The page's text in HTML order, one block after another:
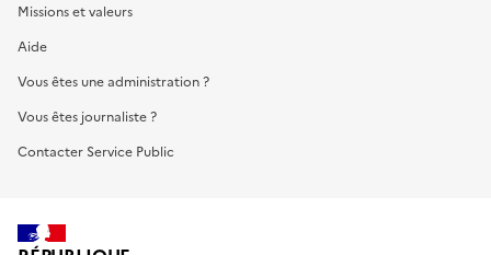
Missions et valeurs
Aide
Vous êtes une administration ?
Vous êtes journaliste ?
Contacter Service Public